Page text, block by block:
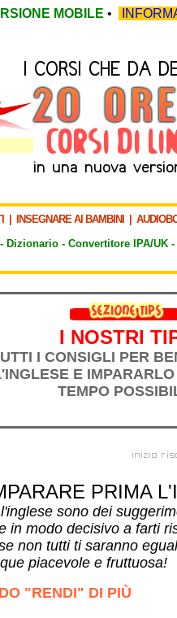
MOBILE •
INSEGNARE AI BAMBINI
Dizionario - Convertitore IPA/UK -
I NOSTRI
I CONSIGLI PER
E
TEMPO
PRIMA
sono dei
in modo decisivo a farti
non tutti ti saranno
piacevole e fruttuosa!
"RENDI" DI PIÙ